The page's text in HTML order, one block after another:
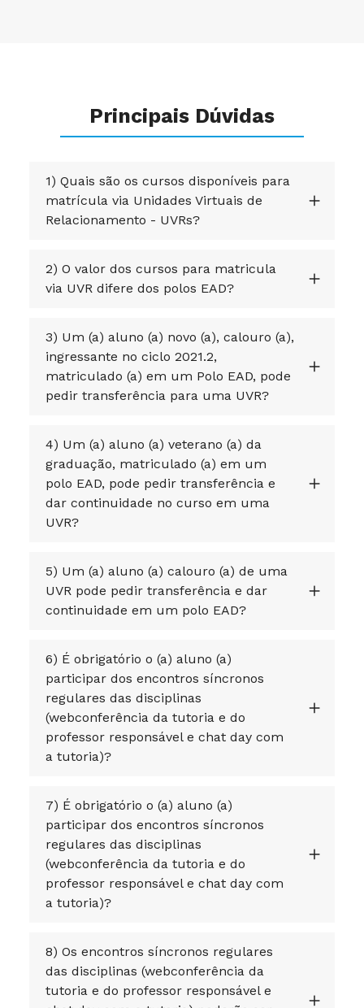
Principais Dúvidas
1) Quais são os cursos disponíveis para
matrícula via Unidades Virtuais de
Relacionamento - UVRs?
2) O valor dos cursos para matricula
via UVR difere dos polos EAD?
3) Um (a) aluno (a) novo (a), calouro (a),
ingressante no ciclo 2021.2,
matriculado (a) em um Polo EAD, pode
pedir transferência para uma UVR?
4) Um (a) aluno (a) veterano (a) da
graduação, matriculado (a) em um
polo EAD, pode pedir transferência e
dar continuidade no curso em uma
UVR?
5) Um (a) aluno (a) calouro (a) de uma
UVR pode pedir transferência e dar
continuidade em um polo EAD?
6) É obrigatório o (a) aluno (a)
participar dos encontros síncronos
regulares das disciplinas
(webconferência da tutoria e do
professor responsável e chat day com
a tutoria)?
7) É obrigatório o (a) aluno (a)
participar dos encontros síncronos
regulares das disciplinas
(webconferência da tutoria e do
professor responsável e chat day com
a tutoria)?
8) Os encontros síncronos regulares
das disciplinas (webconferência da
tutoria e do professor responsável e